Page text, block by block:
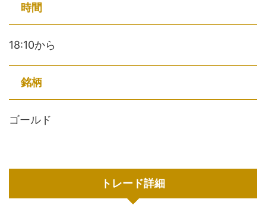
時間
18:10から
銘柄
ゴールド
トレード詳細